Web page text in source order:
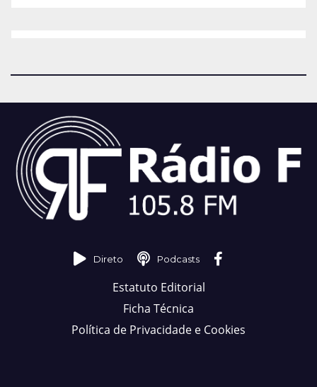
Direto Podcasts
Estatuto Editorial
Ficha Técnica
Política de Privacidade e Cookies